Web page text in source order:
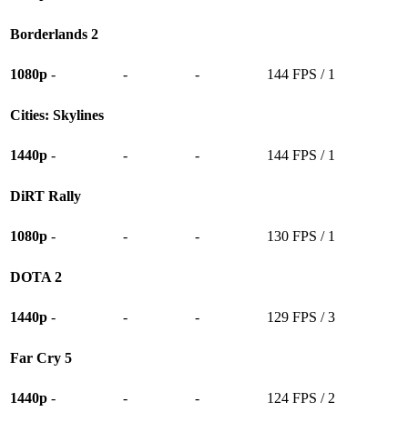
Borderlands 2
1080p - - - 144 FPS / 1
Cities: Skylines
1440p - - - 144 FPS / 1
DiRT Rally
1080p - - - 130 FPS / 1
DOTA 2
1440p - - - 129 FPS / 3
Far Cry 5
1440p - - - 124 FPS / 2